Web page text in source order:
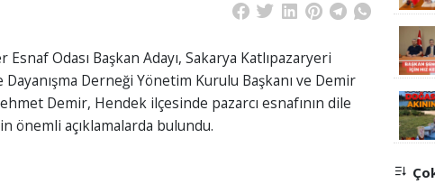
Odası Başkan Adayı, Sakarya Katlıpazaryeri
Dayanışma Derneği Yönetim Kurulu Başkanı ve Demir
Demir, Hendek ilçesinde pazarcı esnafının dile
önemli açıklamalarda bulundu.